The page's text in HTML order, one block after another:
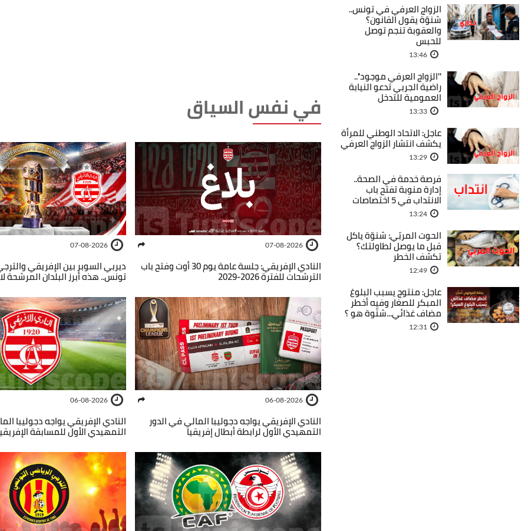
في نفس السياق
07-08-2026
النادي الإفريقي: جلسة عامة يوم 30 أوت وفتح باب
الترشحات للفترة 2026-2029
07-08-2026
ديربي السوبر بين الإفريقي
تونس.. هذه أبرز البلدان المرشحة
06-08-2026
النادي الإفريقي يواجه دجوليبا المالي في الدور
التمهيدي الأول لرابطة أبطال إفريقيا
06-08-2026
النادي الإفريقي يواجه دجوليبا
التمهيدي الأول للمسابقة
الزواج العرفي في تونس..
شنوّة يقول القانون؟
والعقوبة تنجم توصل
للحبس
13:46
''الزواج العرفي موجود''..
راضية الجربي تدعو النيابة
العمومية للتدخل
13:33
عاجل: الاتحاد الوطني للمرأة
يكشف انتشار الزواج العرفي
13:29
فرصة خدمة في الصحة..
إدارة منوبة تفتح باب
الانتداب في 5 اختصاصات
13:24
الحوت المربّي: شنوّة ياكل
قبل ما يوصل لطاولتك؟
تكشف الخطر
12:49
عاجل: منتوج يسبب البلوغ
المبكر للصغار وفيه أخطر
مضاف غذائي...شنّوة هو ؟
12:31